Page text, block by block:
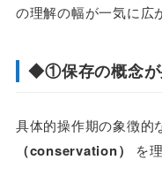
の理解の幅が一気に広
◆①保存の概念が
具体的操作期の象徴的
（conservation）
を